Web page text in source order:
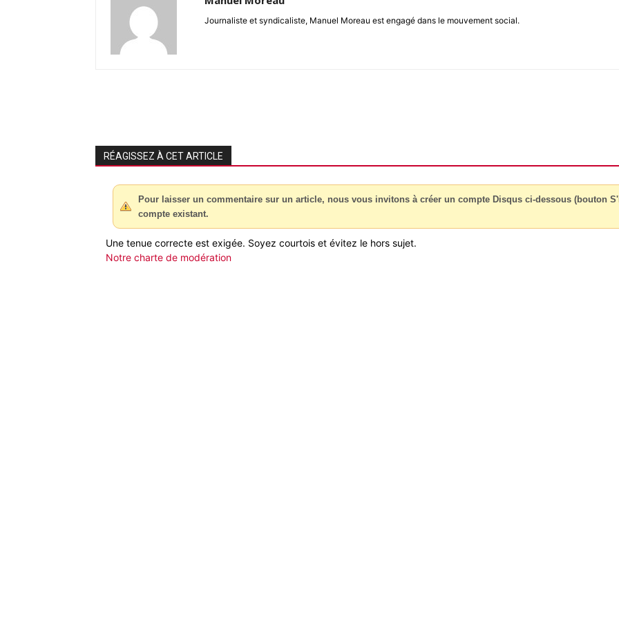
Journaliste et syndicaliste, Manuel Moreau est engagé dans le mouvement social.
RÉAGISSEZ À CET ARTICLE
Pour laisser un commentaire sur un article, nous vous invitons à créer un compte Disqus ci-dessous (bouton
compte existant.
Une tenue correcte est exigée. Soyez courtois et évitez le hors sujet.
Notre charte de modération